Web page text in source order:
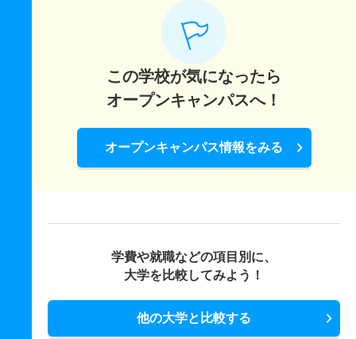
この学校が気になったら
オープンキャンパスへ！
オープンキャンパス情報をみる
学費や就職などの項目別に、
大学を比較してみよう！
他の大学と比較する